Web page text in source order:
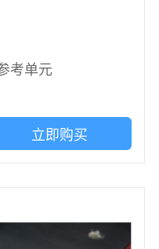
考单元
立即购买